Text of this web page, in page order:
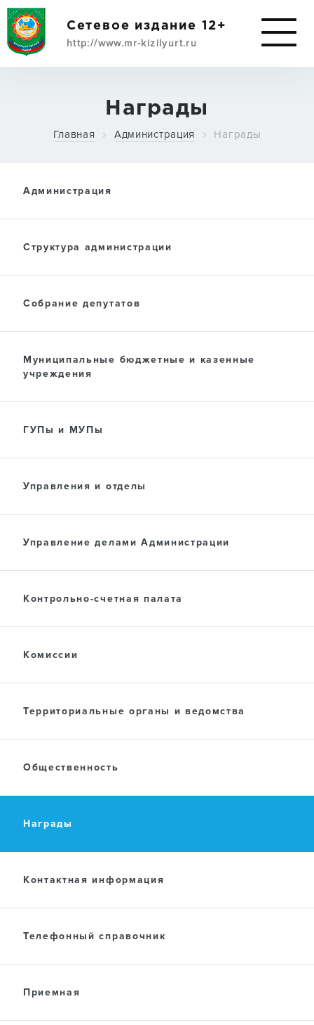
Сетевое издание 12+
http://www.mr-kizilyurt.ru
ИМУЩЕСТВЕННАЯ
ПОДДЕРЖКА
СУБЪЕКТАМ МСП
ДОКУМЕНТЫ
Награды
Главная Администрация Награды
Администрация
Структура администрации
Собрание депутатов
Муниципальные бюджетные и казенные
учреждения
ГУПы и МУПы
Управления и отделы
Управление делами Администрации
Контрольно-счетная палата
Комиссии
Территориальные органы и ведомства
Общественность
Награды
Контактная информация
Телефонный справочник
Приемная